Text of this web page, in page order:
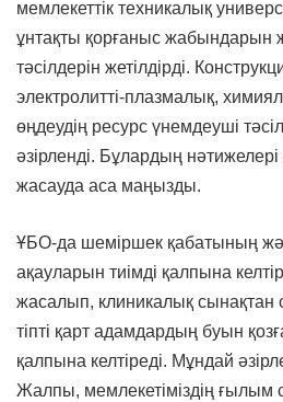
мемлекеттік техникалық
ұнтақты қорғаныс жабындарын
тәсілдерін жетілдірді.
электролитті-плазмалық,
өңдеудің ресурс үнемдеуші
әзірленді. Бұлардың
жасауда аса маңызды.
ҰБО-да шеміршек қабатының
ақауларын тиімді қалпына
жасалып, клиникалық сынақтан
тіпті қарт адамдардың буын
қалпына келтіреді. Мұндай
Жалпы, мемлекетіміздің ғылым